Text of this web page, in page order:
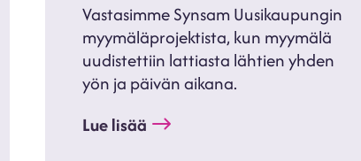
Vastasimme Synsam Uusikaupungin
myymäläprojektista, kun myymälä
uudistettiin lattiasta lähtien yhden
yön ja päivän aikana.
Lue lisää